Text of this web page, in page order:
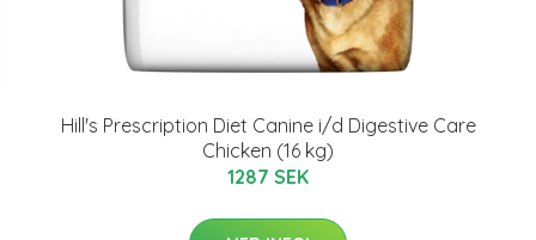
Hill's Prescription Diet Canine i/d Digestive Care
Chicken (16 kg)
1287 SEK